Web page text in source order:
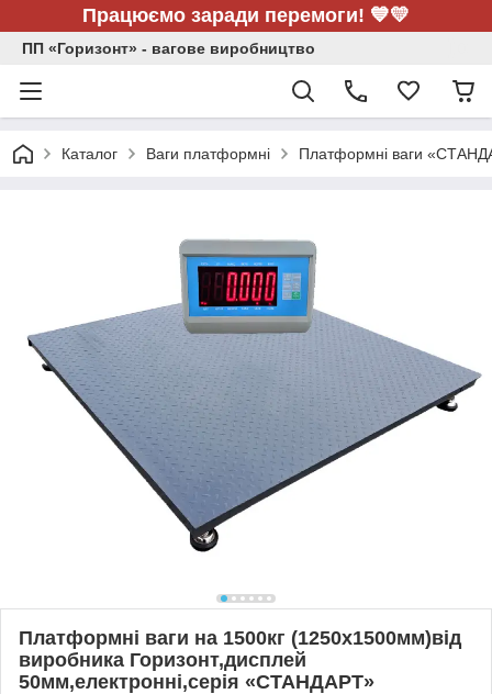
Працюємо заради перемоги! 💙💛
ПП «Горизонт» - вагове виробництво
Каталог Ваги платформні Платформні ваги
Платформні ваги на 1500кг (1250х1500мм)від
виробника Горизонт,дисплей
50мм,електронні,серія «СТАНДАРТ»